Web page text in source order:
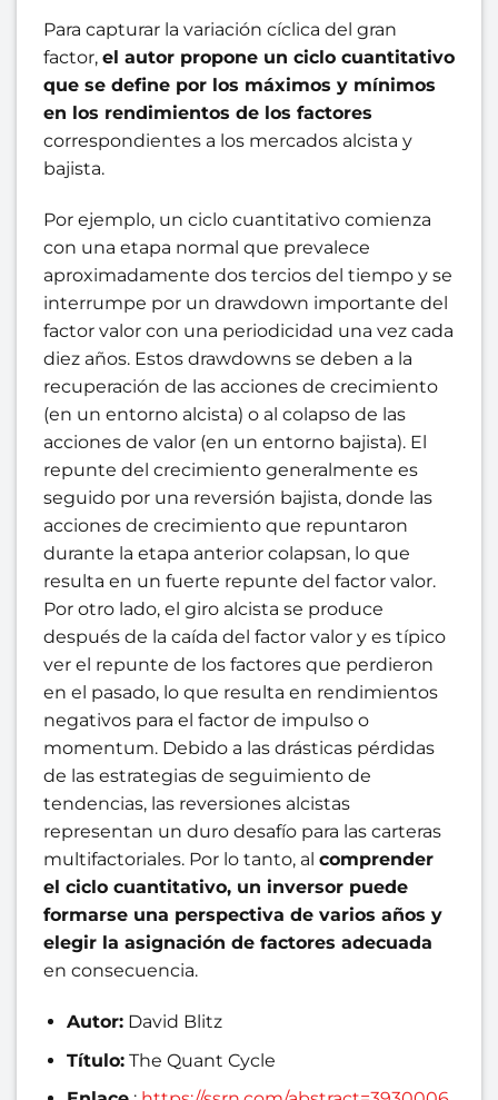
Para capturar la variación cíclica del gran
factor, el autor propone un ciclo cuantitativo
que se define por los máximos y mínimos
en los rendimientos de los factores
correspondientes a los mercados alcista y
bajista.
Por ejemplo, un ciclo cuantitativo comienza
con una etapa normal que prevalece
aproximadamente dos tercios del tiempo y se
interrumpe por un drawdown importante del
factor valor con una periodicidad una vez cada
diez años. Estos drawdowns se deben a la
recuperación de las acciones de crecimiento
(en un entorno alcista) o al colapso de las
acciones de valor (en un entorno bajista). El
repunte del crecimiento generalmente es
seguido por una reversión bajista, donde las
acciones de crecimiento que repuntaron
durante la etapa anterior colapsan, lo que
resulta en un fuerte repunte del factor valor.
Por otro lado, el giro alcista se produce
después de la caída del factor valor y es típico
ver el repunte de los factores que perdieron
en el pasado, lo que resulta en rendimientos
negativos para el factor de impulso o
momentum. Debido a las drásticas pérdidas
de las estrategias de seguimiento de
tendencias, las reversiones alcistas
representan un duro desafío para las carteras
multifactoriales. Por lo tanto, al comprender
el ciclo cuantitativo, un inversor puede
formarse una perspectiva de varios años y
elegir la asignación de factores adecuada
en consecuencia.
Autor:David Blitz
Título:The Quant Cycle